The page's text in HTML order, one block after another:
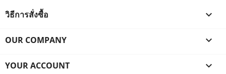
วิธีการสั่งซื้อ 
OUR COMPANY 
YOUR ACCOUNT 